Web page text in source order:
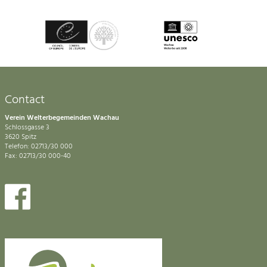
Contact
Verein Welterbegemeinden Wachau
Schlossgasse 3
3620 Spitz
Telefon: 02713/30 000
Fax: 02713/30 000-40